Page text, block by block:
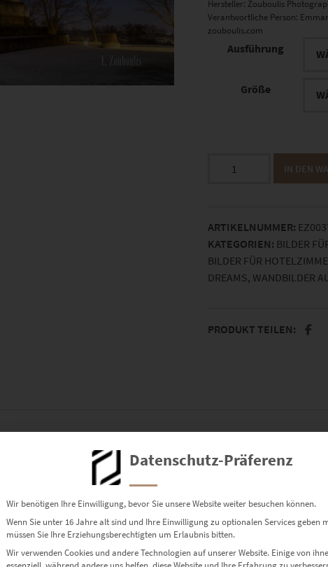
Hersteller: Zouboulis
Verantwortliche Person:
zouboulis.com
Ausführung
Größe
IN DEN
ARTIKELNUMMER:
KATEGORIEN: BILDER
BILDER FÜR
DREAMS, WANDBILDER
PRODUKT TEILEN:
Datenschutz-Präferenz
Wir benötigen Ihre Einwilligung, bevor Sie unsere Website weiter besuchen können.
Wenn Sie unter 16 Jahre alt sind und Ihre Einwilligung zu optionalen Services geben
müssen Sie Ihre Erziehungsberechtigten um Erlaubnis bitten.
Wir verwenden Cookies und andere Technologien auf unserer Website. Einige von